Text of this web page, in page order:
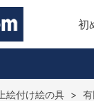
初
上絵付け絵の具 >